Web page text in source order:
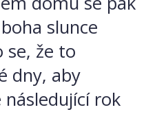
slunce
se, že to
dny, aby
následující rok